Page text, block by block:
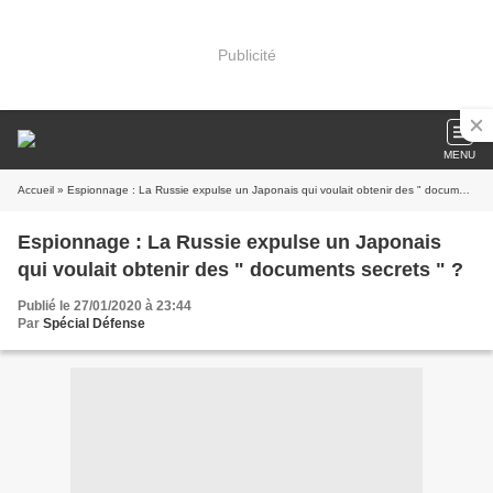
Publicité
MENU
Accueil » Espionnage : La Russie expulse un Japonais qui voulait obtenir des " documents secrets " ?
Espionnage : La Russie expulse un Japonais
qui voulait obtenir des " documents secrets " ?
Publié le 27/01/2020 à 23:44
Par Spécial Défense